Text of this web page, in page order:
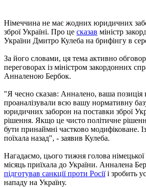
Німеччина не має жодних юридичних
зброї Україні. Про це сказав міністр
України Дмитро Кулеба на брифінгу в
За його словами, ця тема активно
переговорах із міністром закордонних
Анналеною Бербок.
"Я чесно сказав: Анналено, ваша
проаналізували всю вашу нормативну
юридичних заборон на поставки зброї
рішення. Якщо це чисто політичне
бути принаймні частково модифіковане.
поїхала назад", - заявив Кулеба.
Нагадаємо, цього тижня голова німецької
місяць приїхала до України. Анналена
підготував санкції проти Росіїі зробить
нападу на Україну.